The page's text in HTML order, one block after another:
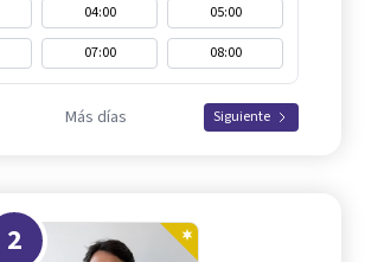
04:00
05:00
07:00 08:00
Más días Siguiente
2